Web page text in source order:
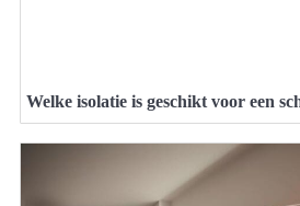
Welke isolatie is geschikt voor een